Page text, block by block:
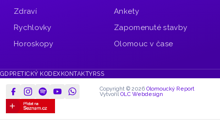
Zdraví
Rychlovky
Horoskopy
Ankety
Zapomenuté stavby
Olomouc v čase
GDPR ETICKÝ KODEXKONTAKTYRSS
Copyright © 2026 Olomoucký Report
Vytvořil OLC Webdesign